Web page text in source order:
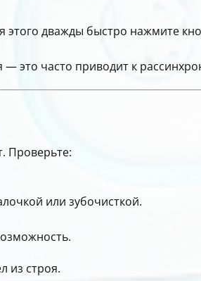
дважды быстро нажмите
это часто приводит к
Проверьте:
или зубочисткой.
из строя.